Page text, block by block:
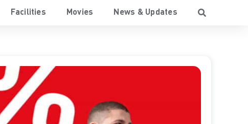
Facilities Movies News & Updates